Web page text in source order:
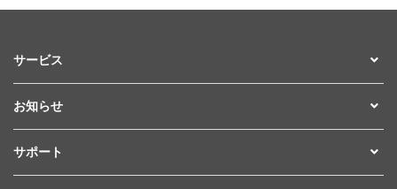
サービス
お知らせ
サポート